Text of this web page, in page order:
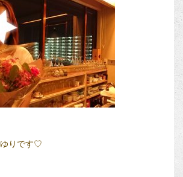
りです♡